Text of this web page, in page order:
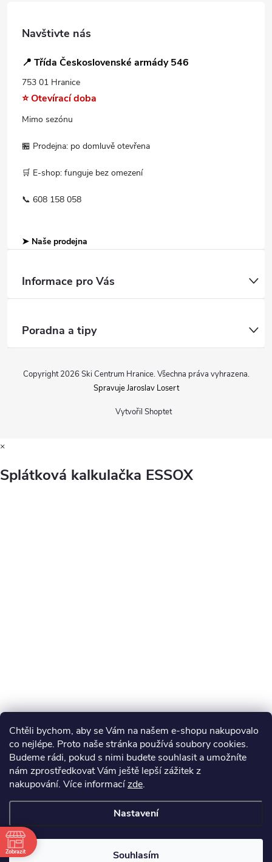
Chtěli bychom, aby se Vám na našem e-shopu nakupovalo
co nejlépe. Proto naše stránka používá soubory cookies.
Budeme rádi, pokud s nimi budete souhlasit a umožníte
nám zprostředkovat Vám ještě lepší zážitek z
nakupování. Více informacízde.
Nastavení
Souhlasím
Navštivte nás
📍 Třída Československé armády 546
753 01 Hranice
⭐ Otevírací doba
Mimo sezónu
🏪 Prodejna: po domluvě otevřena
🛒 E-shop: funguje bez omezení
📞 608 158 058
➤ Naše prodejna
Informace pro Vás
Poradna a tipy
Vytvořil Shoptet
Copyright 2026 Ski Centrum Hranice. Všechna práva vyhrazena.
Spravuje Jaroslav Losert
×
Splátková kalkulačka ESSOX
Zobrazit